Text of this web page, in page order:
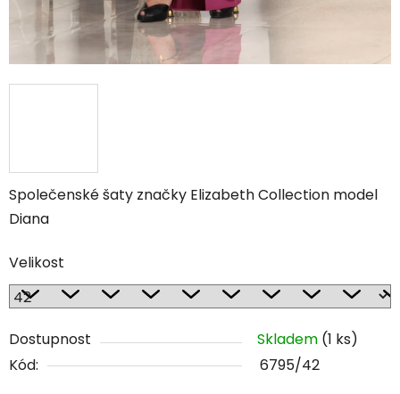
Společenské šaty značky Elizabeth Collection model
Diana
Velikost
Dostupnost Skladem (1 ks)
Kód:
6795/42